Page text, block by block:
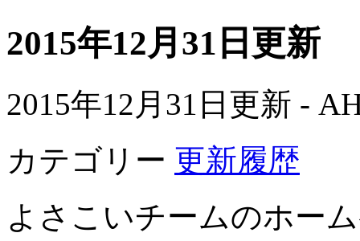
2015年12月31日更新
2015年12月31日更新 -
カテゴリー 更新履歴
よさこいチームのホー